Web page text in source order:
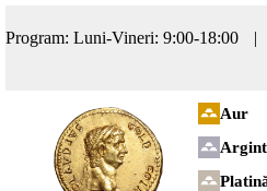
Program: Luni-Vineri: 9:00-18:00 |
Aur
Argint